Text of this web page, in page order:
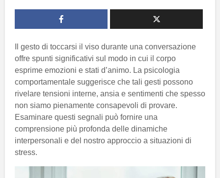
Il gesto di toccarsi il viso durante una conversazione
offre spunti significativi sul modo in cui il corpo
esprime emozioni e stati d’animo. La psicologia
comportamentale suggerisce che tali gesti possono
rivelare tensioni interne, ansia e sentimenti che spesso
non siamo pienamente consapevoli di provare.
Esaminare questi segnali può fornire una
comprensione più profonda delle dinamiche
interpersonali e del nostro approccio a situazioni di
stress.